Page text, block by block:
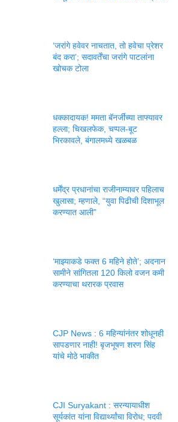
‘जरांगे हवेवर नाचतात, तो हवेचा प्रेशर
बंद करा’; सदावर्तेंचा जरांगे पाटलांना
खोचक टोला
धक्कादायक! ममता बॅनर्जींच्या ताफ्यावर
हल्ला; चिखलफेक, चप्पल-बूट
भिरकावले, बंगालमध्ये खळबळ
धर्मेंद्र प्रधानांचा राजीनाम्यावर पहिलाच
खुलासा; म्हणाले, “युवा पिढीची दिशाभूल
करण्यात आली”
‘माझ्याकडे फक्त 6 महिने होते’; अदनान
सामीने सांगितला 120 किलो वजन कमी
करण्याचा थरारक प्रवास
CJP News : 6 महिन्यांनंतर शोधूनही
सापडणार नाही! बृजभूषण शरण सिंह
यांचे मोठे भाकीत
CJI Suryakant : सरन्यायाधीश
सूर्यकांत यांना विद्यार्थ्यांचा विरोध; पदवी